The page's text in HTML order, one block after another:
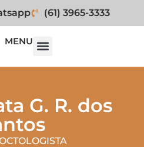
(61) 3965-3333
MENU
G. R. dos